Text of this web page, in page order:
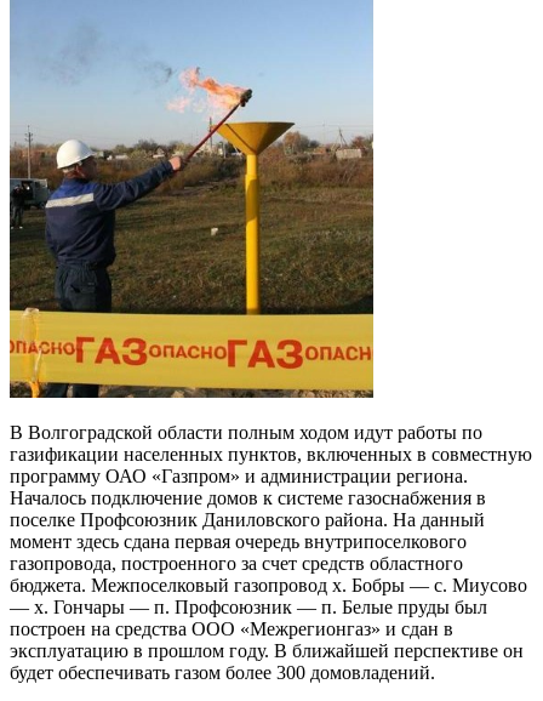
В Волгоградской области полным ходом идут работы по
газификации населенных пунктов, включенных в совместную
программу ОАО «Газпром» и администрации региона.
Началось подключение домов к системе газоснабжения в
поселке Профсоюзник Даниловского района. На данный
момент здесь сдана первая очередь внутрипоселкового
газопровода, построенного за счет средств областного
бюджета. Межпоселковый газопровод х. Бобры — с. Миусово
— х. Гончары — п. Профсоюзник — п. Белые пруды был
построен на средства ООО «Межрегионгаз» и сдан в
эксплуатацию в прошлом году. В ближайшей перспективе он
будет обеспечивать газом более 300 домовладений.